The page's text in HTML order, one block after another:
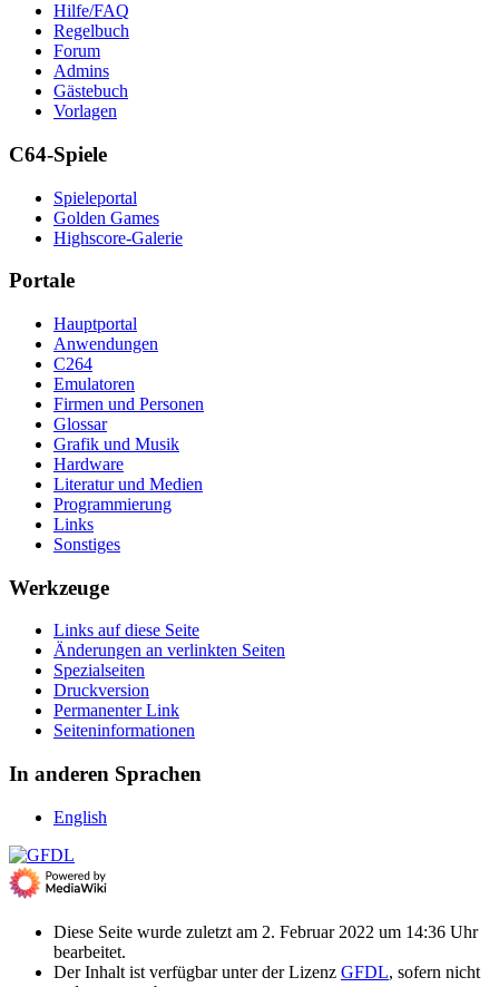
Hilfe/FAQ
Regelbuch
Forum
Admins
Gästebuch
Vorlagen
C64-Spiele
Spieleportal
Golden Games
Highscore-Galerie
Portale
Hauptportal
Anwendungen
C264
Emulatoren
Firmen und Personen
Glossar
Grafik und Musik
Hardware
Literatur und Medien
Programmierung
Links
Sonstiges
Werkzeuge
Links auf diese Seite
Änderungen an verlinkten Seiten
Spezialseiten
Druckversion
Permanenter Link
Seiten­­informationen
In anderen Sprachen
English
Diese Seite wurde zuletzt am 2. Februar 2022 um 14:36 Uhr
bearbeitet.
Der Inhalt ist verfügbar unter der Lizenz GFDL, sofern nicht